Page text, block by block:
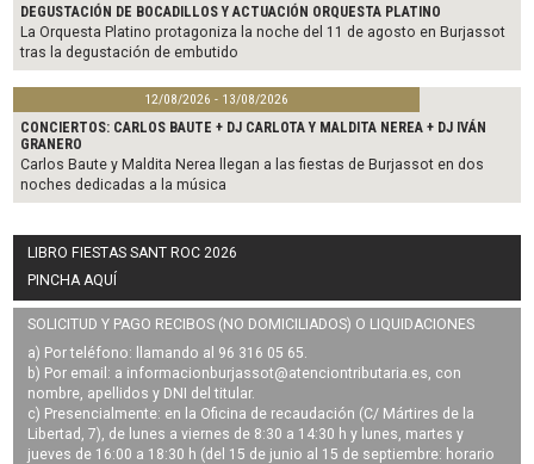
DEGUSTACIÓN DE BOCADILLOS Y ACTUACIÓN ORQUESTA PLATINO
La Orquesta Platino protagoniza la noche del 11 de agosto en Burjassot
tras la degustación de embutido
12/08/2026 - 13/08/2026
CONCIERTOS: CARLOS BAUTE + DJ CARLOTA Y MALDITA NEREA + DJ IVÁN
GRANERO
Carlos Baute y Maldita Nerea llegan a las fiestas de Burjassot en dos
noches dedicadas a la música
LIBRO FIESTAS SANT ROC 2026
PINCHA AQUÍ
SOLICITUD Y PAGO RECIBOS (NO DOMICILIADOS) O LIQUIDACIONES
a) Por teléfono: llamando al 96 316 05 65.
b) Por email: a informacionburjassot@atenciontributaria.es , con
nombre, apellidos y DNI del titular.
c) Presencialmente: en la Oficina de recaudación (C/ Mártires de la
Libertad, 7), de lunes a viernes de 8:30 a 14:30 h y lunes, martes y
jueves de 16:00 a 18:30 h (del 15 de junio al 15 de septiembre: horario